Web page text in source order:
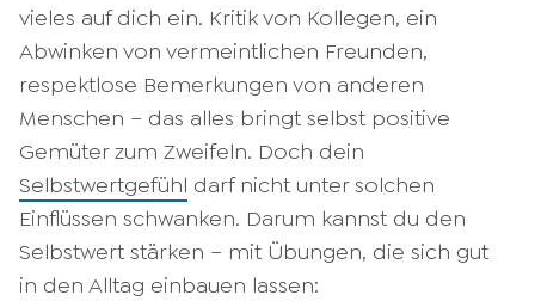
vieles auf dich ein. Kritik von Kollegen, ein
Abwinken von vermeintlichen Freunden,
respektlose Bemerkungen von anderen
Menschen – das alles bringt selbst positive
Gemüter zum Zweifeln. Doch dein
Selbstwertgefühl darf nicht unter solchen
Einflüssen schwanken. Darum kannst du den
Selbstwert stärken – mit Übungen, die sich gut
in den Alltag einbauen lassen: